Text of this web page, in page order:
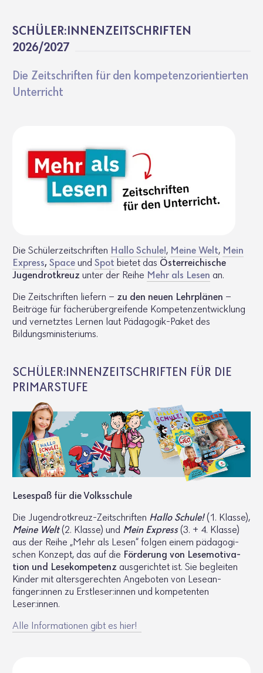
SCHÜLER:INNEN­ZEIT­SCHRIFTEN
2026/2027
Die Zeit­schriften für den kompe­tenz­ori­en­tierten
Unter­richt
Die Schülerzeitschriften Hallo Schule!, Meine Welt, Mein
Express, Space und Spot bietet das Österreichische
Jugendrotkreuz unter der Reihe Mehr als Lesen an.
Die Zeitschriften liefern – zu den neuen Lehrplänen –
Beiträge für fächerübergreifende Kompetenzentwicklung
und vernetztes Lernen laut Pädagogik-Paket des
Bildungsministeriums.
SCHÜLER:INNENZEITSCHRIFTEN FÜR DIE
PRIMARSTUFE
Lese­spaß für die Volks­schule
Die Jugend­rot­kreuz-Zeit­schriften Hallo Schule!(1. Klasse),
Meine Welt(2. Klasse) und Mein Express(3. + 4. Klasse)
aus der Reihe „Mehr als Lesen“ folgen einem pädago­gi­
schen Konzept, das auf die Förde­rung von Lese­mo­ti­va­
tion und Lese­kom­pe­tenz ausge­richtet ist. Sie begleiten
Kinder mit alters­ge­rechten Ange­boten von Lese­an­
fänger:innen zu Erst­leser:innen und kompe­tenten
Leser:innen.
Alle Infor­ma­tionen gibt es hier!